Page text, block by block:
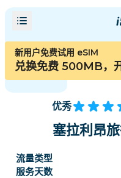
新用户免费试用 eSIM
兑换免费 500MB，
优秀
塞拉利昂
流量类型
服务天数